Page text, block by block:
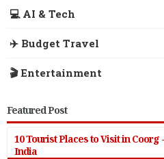
💻 AI & Tech
✈️ Budget Travel
🎬 Entertainment
Featured Post
10 Tourist Places to Visit in Coorg
India